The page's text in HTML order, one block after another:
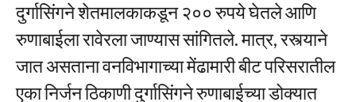
दुर्गासिंगने शेतमालकाकडून २०० रुपये घेतले आणि
रुणाबाईला रावेरला जाण्यास सांगितले. मात्र, रस्त्याने
जात असताना वनविभागाच्या मेंढामारी बीट परिसरातील
एका निर्जन ठिकाणी दुर्गासिंगने रुणाबाईच्या डोक्यात